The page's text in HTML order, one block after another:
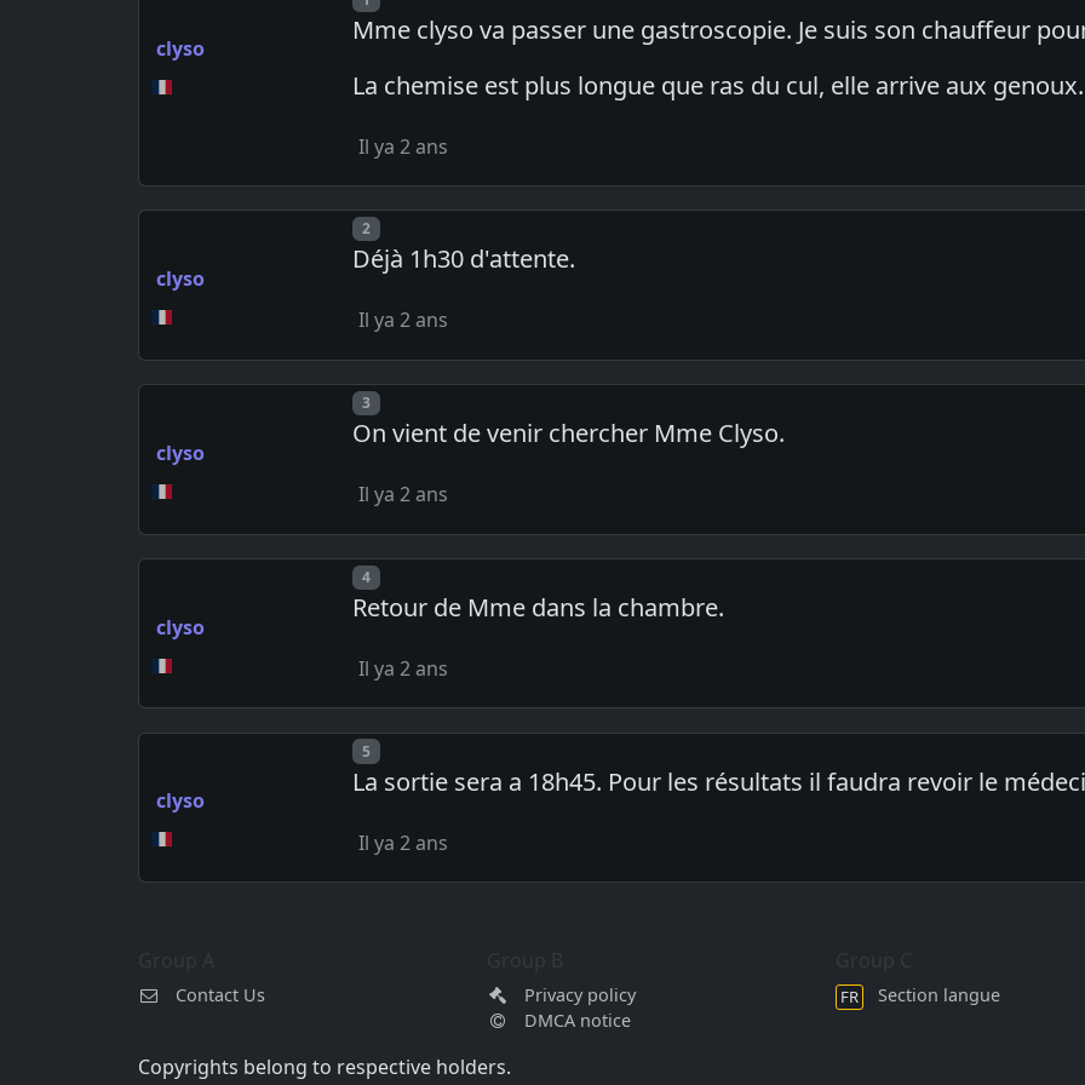
clyso
Mme clyso va passer une gastroscopie. Je suis son chauffeur
La chemise est plus longue que ras du cul, elle arrive aux genoux.
Il ya 2 ans
clyso
Post number
2
Déjà 1h30 d'attente.
Il ya 2 ans
clyso
Post number
3
On vient de venir chercher Mme Clyso.
Il ya 2 ans
clyso
Post number
4
Retour de Mme dans la chambre.
Il ya 2 ans
clyso
Post number
5
La sortie sera a 18h45. Pour les résultats il faudra revoir le
Il ya 2 ans
Contact Us
Privacy policy
DMCA notice
FR Section langue
Copyrights belong to respective holders.